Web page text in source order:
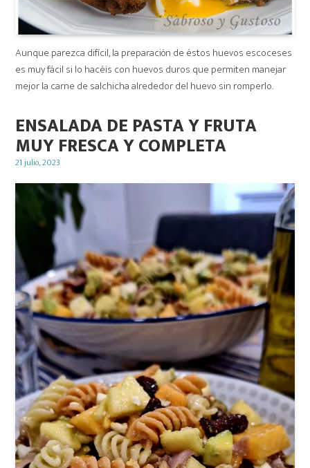
Aunque parezca difícil, la preparación de éstos huevos escoceses
es muy fácil si lo hacéis con huevos duros que permiten manejar
mejor la carne de salchicha alrededor del huevo sin romperlo.
ENSALADA DE PASTA Y FRUTA
MUY FRESCA Y COMPLETA
Posted
21 julio, 2023